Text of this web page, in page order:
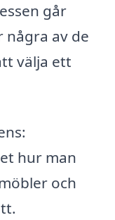
går
några av de
välja ett
hur man
och